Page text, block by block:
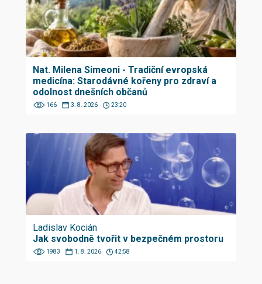
Nat. Milena Simeoni - Tradiční evropská
medicína: Starodávné kořeny pro zdraví a
odolnost dnešních občanů
166 3. 8. 2026 23:20
Ladislav Kocián
Jak svobodně tvořit v bezpečném prostoru
1983 1. 8. 2026 42:58